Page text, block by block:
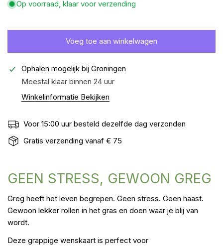
Op voorraad, klaar voor verzending
Voeg toe aan winkelwagen
Ophalen mogelijk bij Groningen
Meestal klaar binnen 24 uur
Winkelinformatie Bekijken
Voor 15:00 uur besteld dezelfde dag verzonden
Gratis verzending vanaf € 75
GEEN STRESS, GEWOON GREG
Greg heeft het leven begrepen. Geen stress. Geen haast.
Gewoon lekker rollen in het gras en doen waar je blij van
wordt.
Deze grappige wenskaart is perfect voor